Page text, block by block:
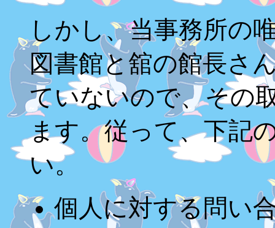
しかし、当事務所の
図書館と舘の館長さ
ていないので、その
ます。従って、下記
い。
個人に対する問い